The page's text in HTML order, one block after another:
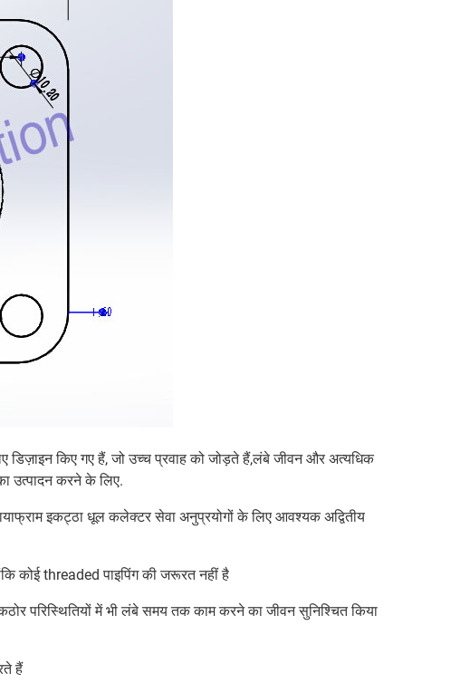
किए गए हैं, जो उच्च प्रवाह को जोड़ते हैं,लंबे जीवन और अत्यधिक
उत्पादन करने के लिए.
इकट्ठा धूल कलेक्टर सेवा अनुप्रयोगों के लिए आवश्यक अद्वितीय
कोई threaded पाइपिंग की जरूरत नहीं है
परिस्थितियों में भी लंबे समय तक काम करने का जीवन सुनिश्चित किया
हैं